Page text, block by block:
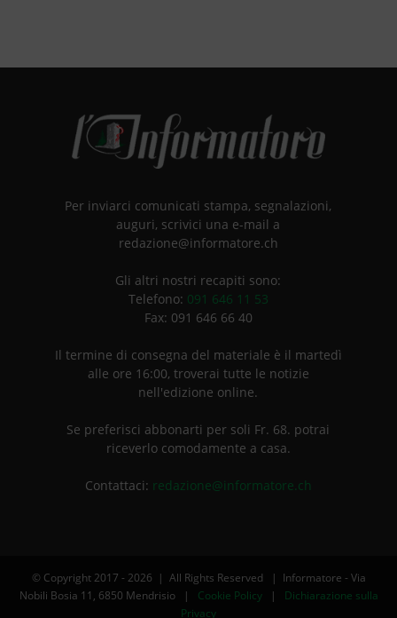
Per inviarci comunicati stampa, segnalazioni,
auguri, scrivici una e-mail a
redazione@informatore.ch
Gli altri nostri recapiti sono:
Telefono: 091 646 11 53
Fax: 091 646 66 40
Il termine di consegna del materiale è il martedì
alle ore 16:00, troverai tutte le notizie
nell'edizione online.
Se preferisci abbonarti per soli Fr. 68. potrai
riceverlo comodamente a casa.
Contattaci: redazione@informatore.ch
© Copyright 2017 - 2026 | All Rights Reserved | Informatore - Via
Nobili Bosia 11, 6850 Mendrisio | Cookie Policy| Dichiarazione sulla
Privacy